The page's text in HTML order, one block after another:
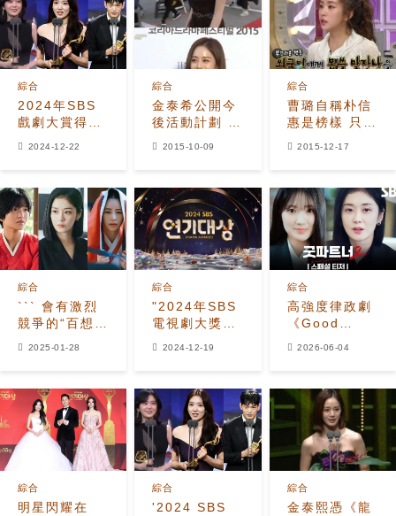
2024年SBS
戲劇大賞得獎
綜合
2024-12-22
金泰希公開今
後活動計劃 將
綜合
2015-10-09
曹璐自稱朴信
惠是榜樣 只要
綜合
2015-12-17
``` 會有激烈
競爭的“百想藝
術大賞”最佳女
綜合
2025-01-28
"2024年SBS
電視劇大獎大
獎的有力競爭
綜合
2024-12-19
高強度律政劇
《Good
Partner》第
綜合
2026-06-04
明星閃耀在
綜合
'2024 SBS
綜合
金泰熙憑《龍
綜合